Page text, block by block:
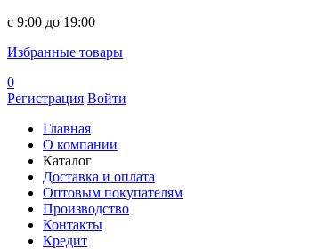
c 9:00 до 19:00
Избранные товары
0
Регистрация Войти
Главная
О компании
Каталог
Доставка и оплата
Оптовым покупателям
Производство
Контакты
Кредит